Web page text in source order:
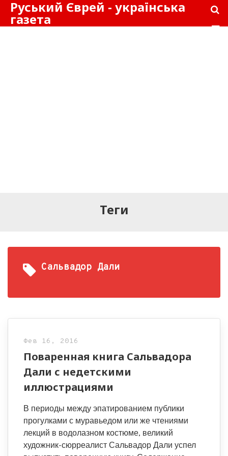
Руський Єврей - українська
газета
Теги
Сальвадор Дали
Фев 16, 2016
Поваренная книга Сальвадора
Дали с недетскими
иллюстрациями
В периоды между эпатированием публики
прогулками с муравьедом или же чтениями
лекций в водолазном костюме, великий
художник-сюрреалист Сальвадор Дали успел